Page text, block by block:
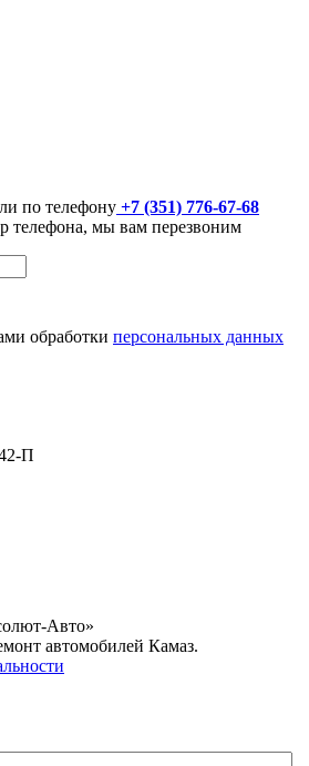
по телефону +7 (351) 776-67-68
телефона, мы вам перезвоним
обработки персональных данных
П
Авто»
автомобилей Камаз.